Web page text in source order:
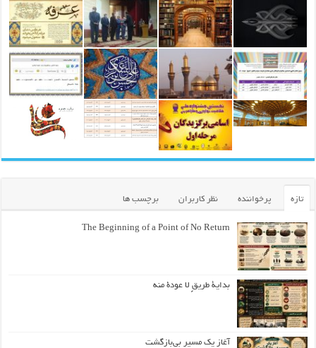
تازه پرخواننده نظر کاربران برچسب ها
The Beginning of a Point of No Return
بداية طريقٍ لا عودة منه
آغاز یک مسیر بی‌بازگشت